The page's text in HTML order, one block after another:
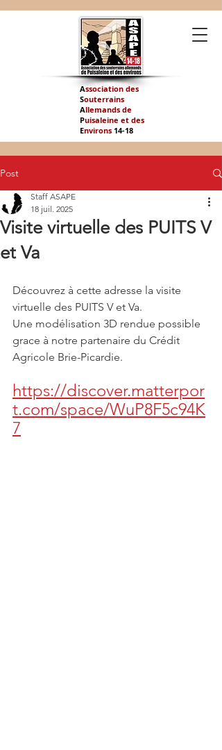
Association des
Souterrains
Allemands de
Puisaleine et des
Environs 14-18
Post
Visite virtuelle des PUITS V
et Va
Staff ASAPE
18 juil. 2025
Découvrez à cette adresse la visite
virtuelle des PUITS V et Va.
Une modélisation 3D rendue possible
grace à notre partenaire du Crédit
Agricole Brie-Picardie.
https://discover.matterpor
t.com/space/WuP8F5c94K
7